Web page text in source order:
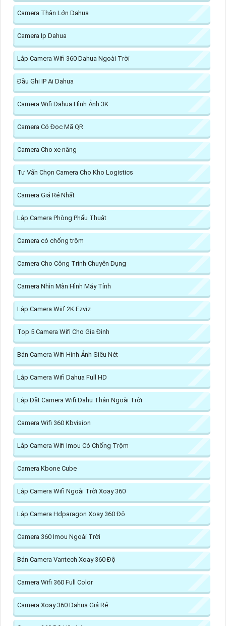
Camera Thân Lớn Dahua
Camera Ip Dahua
Lắp Camera Wifi 360 Dahua Ngoài Trời
Đầu Ghi IP Ai Dahua
Camera Wifi Dahua Hình Ảnh 3K
Camera Có Đọc Mã QR
Camera Cho xe nâng
Tư Vấn Chọn Camera Cho Kho Logistics
Camera Giá Rẻ Nhất
Lắp Camera Phòng Phẩu Thuật
Camera có chống trộm
Camera Cho Công Trình Chuyên Dụng
Camera Nhìn Màn Hình Máy Tính
Lắp Camera Wiif 2K Ezviz
Top 5 Camera Wifi Cho Gia Đình
Bán Camera Wifi Hình Ảnh Siêu Nét
Lắp Camera Wifi Dahua Full HD
Lắp Đặt Camera Wifi Dahu Thân Ngoài Trời
Camera Wifi 360 Kbvision
Lắp Camera Wifi Imou Có Chống Trộm
Camera Kbone Cube
Lắp Camera Wifi Ngoài Trời Xoay 360
Lắp Camera Hdparagon Xoay 360 Độ
Camera 360 Imou Ngoài Trời
Bán Camera Vantech Xoay 360 Độ
Camera Wifi 360 Full Color
Camera Xoay 360 Dahua Giá Rẻ